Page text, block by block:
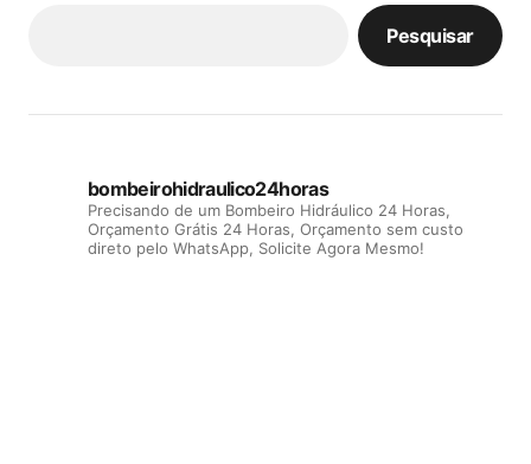
Pesquisar
bombeirohidraulico24horas
Precisando de um Bombeiro Hidráulico 24 Horas,
Orçamento Grátis 24 Horas, Orçamento sem custo
direto pelo WhatsApp, Solicite Agora Mesmo!